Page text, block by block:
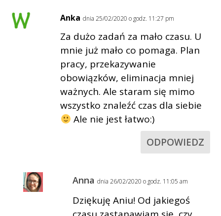
Anka dnia 25/02/2020 o godz. 11:27 pm
Za dużo zadań za mało czasu. U
mnie już mało co pomaga. Plan
pracy, przekazywanie
obowiązków, eliminacja mniej
ważnych. Ale staram się mimo
wszystko znaleźć czas dla siebie
Ale nie jest łatwo:)
ODPOWIEDZ
Anna dnia 26/02/2020 o godz. 11:05 am
Dziękuję Aniu! Od jakiegoś